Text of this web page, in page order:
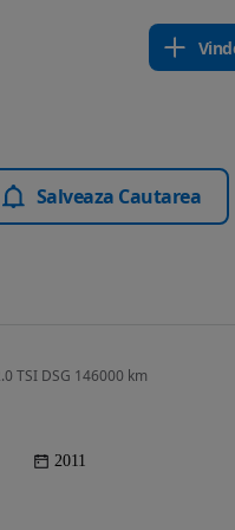
Salveaza Cautarea
TSI DSG 146000 km
2011